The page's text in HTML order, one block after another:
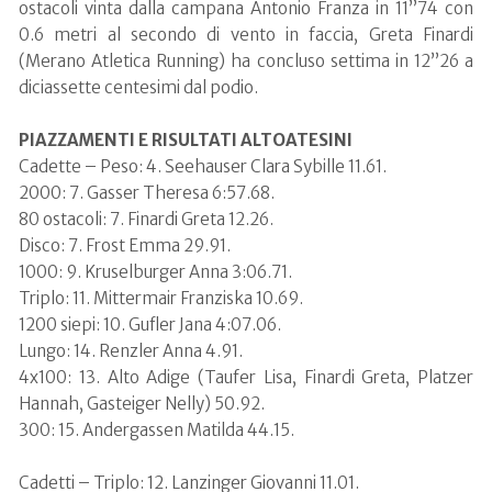
ostacoli vinta dalla campana Antonio Franza in 11”74 con
0.6 metri al secondo di vento in faccia, Greta Finardi
(Merano Atletica Running) ha concluso settima in 12”26 a
diciassette centesimi dal podio.
PIAZZAMENTI E RISULTATI ALTOATESINI
Cadette – Peso: 4. Seehauser Clara Sybille 11.61.
2000: 7. Gasser Theresa 6:57.68.
80 ostacoli: 7. Finardi Greta 12.26.
Disco: 7. Frost Emma 29.91.
1000: 9. Kruselburger Anna 3:06.71.
Triplo: 11. Mittermair Franziska 10.69.
1200 siepi: 10. Gufler Jana 4:07.06.
Lungo: 14. Renzler Anna 4.91.
4x100: 13. Alto Adige (Taufer Lisa, Finardi Greta, Platzer
Hannah, Gasteiger Nelly) 50.92.
300: 15. Andergassen Matilda 44.15.
Cadetti – Triplo: 12. Lanzinger Giovanni 11.01.